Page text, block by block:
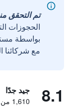
تم التحقق منه
الحجوزات
مع شركائنا
8.1 جيد جدًا
1,610 من التقييمات تم التحقق منها